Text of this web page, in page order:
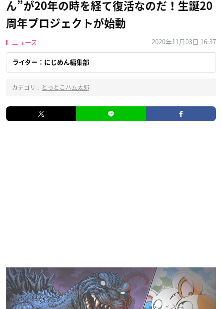
ん”が20年の時を経て復活なのだ！生誕20
周年プロジェクトが始動
ニュース 2020年11月03日 16:37
ライター：にじめん編集部
カテゴリ : とっとこハム太郎